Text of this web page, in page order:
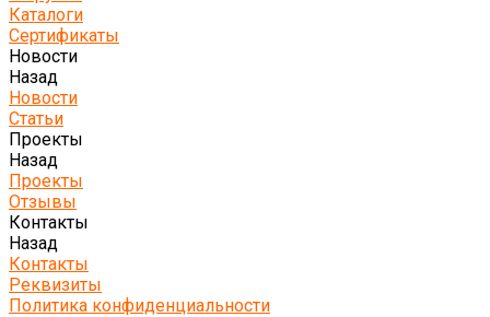
Каталоги
Сертификаты
Новости
Назад
Новости
Статьи
Проекты
Назад
Проекты
Отзывы
Контакты
Назад
Контакты
Реквизиты
Политика конфиденциальности